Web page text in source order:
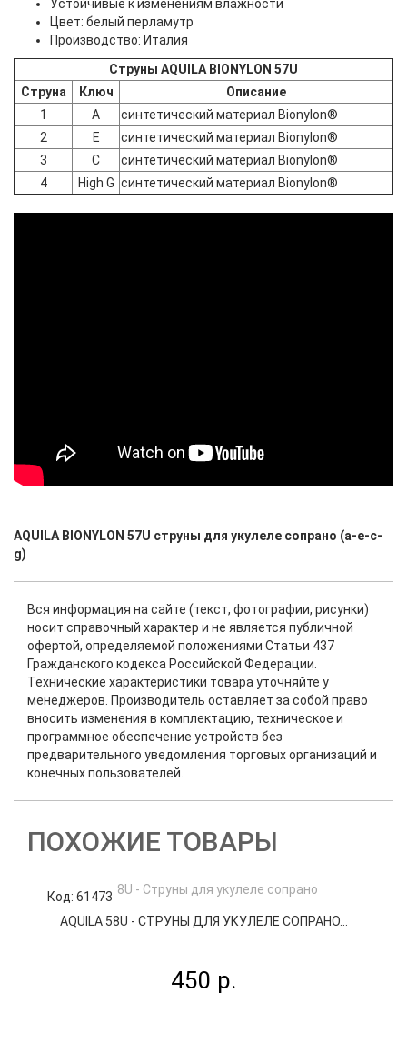
Устойчивые к изменениям влажности
Цвет: белый перламутр
Производство: Италия
Струны AQUILA BIONYLON 57U
Струна
Ключ
Описание
1
A
синтетический материал Bionylon®
2
E
синтетический материал Bionylon®
3
C
синтетический материал Bionylon®
4
High G синтетический материал Bionylon®
AQUILA BIONYLON 57U струны для укулеле сопрано (a-e-c-
g)
Вся информация на сайте (текст, фотографии, рисунки)
носит справочный характер и не является публичной
офертой, определяемой положениями Статьи 437
Гражданского кодекса Российской Федерации.
Технические характеристики товара уточняйте у
менеджеров. Производитель оставляет за собой право
вносить изменения в комплектацию, техническое и
программное обеспечение устройств без
предварительного уведомления торговых организаций и
конечных пользователей.
ПОХОЖИЕ ТОВАРЫ
Код: 61473
AQUILA 58U - СТРУНЫ ДЛЯ УКУЛЕЛЕ СОПРАНО...
450 р.